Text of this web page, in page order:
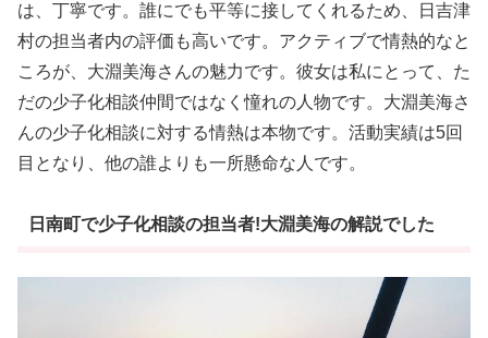
は、丁寧です。誰にでも平等に接してくれるため、日吉津
村の担当者内の評価も高いです。アクティブで情熱的なと
ころが、大淵美海さんの魅力です。彼女は私にとって、た
だの少子化相談仲間ではなく憧れの人物です。大淵美海さ
んの少子化相談に対する情熱は本物です。活動実績は5回
目となり、他の誰よりも一所懸命な人です。
日南町で少子化相談の担当者!大淵美海の解説でした